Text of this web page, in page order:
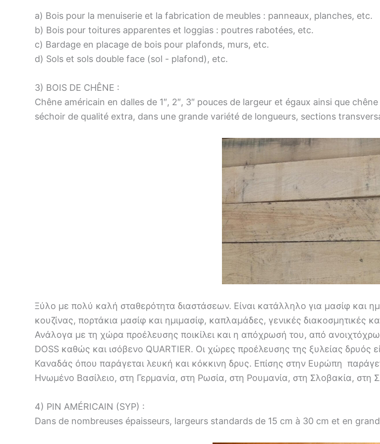
a) Bois pour la menuiserie et la fabrication de meubles : panneaux, planches, etc.
b) Bois pour toitures apparentes et loggias : poutres rabotées, etc.
c) Bardage en placage de bois pour plafonds, murs, etc.
d) Sols et sols double face (sol - plafond), etc.
3) BOIS DE CHÊNE :
Chêne américain en dalles de 1″, 2″, 3″ pouces de largeur et égaux ainsi que
séchoir de qualité extra, dans une grande variété de longueurs, sections
Ξύλο με πολύ καλή σταθερότητα διαστάσεων. Είναι κατάλληλο για μασίφ και
κουζίνας, πορτάκια μασίφ και ημιμασίφ, καπλαμάδες, γενικές
Ανάλογα με τη χώρα προέλευσης ποικίλει και η απόχρωσή του, από
DOSS καθώς και ισόβενο QUARTIER. Οι χώρες προέλευσης της ξυλείας δρυός
Καναδάς όπου παράγεται λευκή και κόκκινη δρυς. Επίσης στην Ευρώπη
Ηνωμένο Βασίλειο, στη Γερμανία, στη Ρωσία, στη Ρουμανία, στη Σλοβακία, στη
4) PIN AMÉRICAIN (SYP) :
Dans de nombreuses épaisseurs, largeurs standards de 15 cm à 30 cm et en